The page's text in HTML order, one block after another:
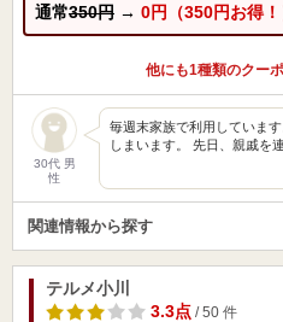
通常350円 → 0円（350円お得！
他にも1種類のクー
30代 男
性
毎週末家族で利用していま
しまいます。 先日、親戚を
関連情報から探す
テルメ小川
3.3点/ 50 件